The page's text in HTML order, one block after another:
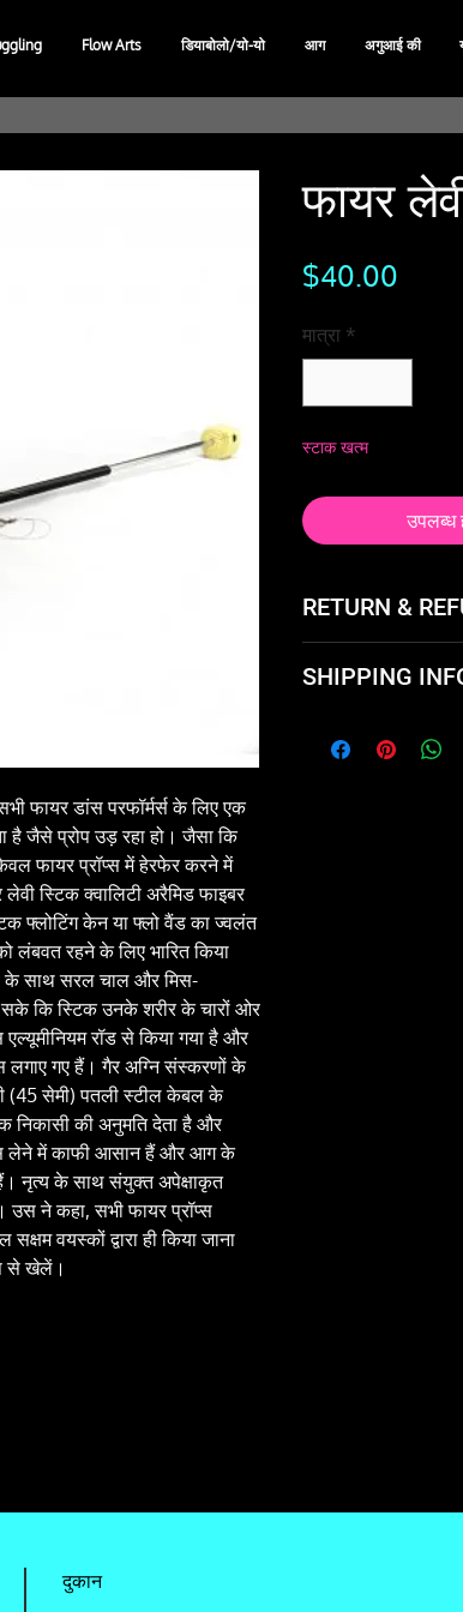
Flow Arts डियाबोलो/यो-यो आग अगुआई की
फायर डांस परफॉर्मर्स के लिए एक
है जैसे प्रोप उड़ रहा हो। जैसा कि
फायर प्रॉप्स में हेरफेर करने में
स्टिक क्वालिटी अरैमिड फाइबर
फ्लोटिंग केन या फ्लो वैंड का ज्वलंत
रहने के लिए भारित किया
के साथ सरल चाल और मिस-
सके कि स्टिक उनके शरीर के चारों ओर
एल्यूमीनियम रॉड से किया गया है और
लगाए गए हैं। गैर अग्नि संस्करणों के
(45 सेमी) पतली स्टील केबल के
निकासी की अनुमति देता है और
लेने में काफी आसान हैं और आग के
नृत्य के साथ संयुक्त अपेक्षाकृत
उस ने कहा, सभी फायर प्रॉप्स
वयस्कों द्वारा ही किया जाना
से खेलें।
फायर
$40.00
मात्रा *
स्टाक खत्म
उपलब्ध
RETURN &
and exchange it
SHIPPING
Brooklyn and
दुकान